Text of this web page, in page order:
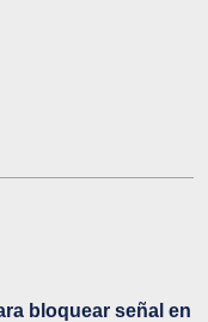
bloquear señal en